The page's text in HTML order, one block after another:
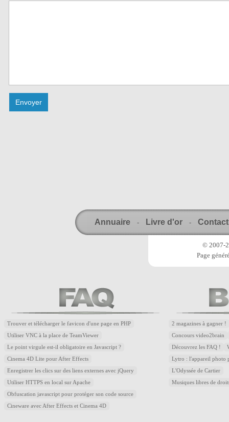
Annuaire - Livre d'or - Contact
© 2007-
Page
Trouver et télécharger le favicon d'une page en PHP
Utiliser VNC à la place de TeamViewer
Le point virgule est-il obligatoire en Javascript ?
Cinema 4D Lite pour After Effects
Enregistrer les clics sur des liens externes avec jQuery
Utiliser HTTPS en local sur Apache
Obfuscation javascript pour protéger son code source
Cineware avec After Effects et Cinema 4D
2 magazines à gagner !
Concours video2brain
Découvrez les FAQ !
Lytro : l'appareil photo
L'Odyssée de Cartier
Musiques libres de